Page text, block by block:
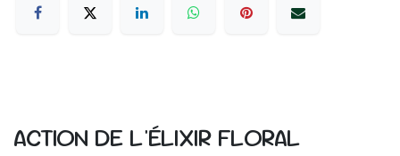
ACTION DE L'ÉLIXIR FLORAL